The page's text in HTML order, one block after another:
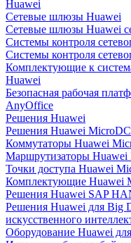
Huawei
Сетевые шлюзы Huawei
Сетевые шлюзы Huawei
Системы контроля
Системы контроля
Комплектующие к
Huawei
Безопасная рабочая
AnyOffice
Решения Huawei
Решения Huawei MicroDC
Коммутаторы Huawei
Маршрутизаторы Huawei
Точки доступа Huawei
Комплектующие Huawei
Решения Huawei SAP
Решения Huawei для Big
искусственного
Оборудование Huawei